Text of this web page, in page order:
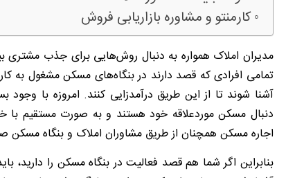
کارمنتو و مشاوره بازاریابی فروش
مدیران املاک همواره به دنبال روش‌هایی برای جذب مشتری
تمامی افرادی که قصد دارند در بنگاه‌های مسکن مشغول به
آشنا شوند تا از این طریق درآمدزایی کنند. امروزه با وجود
دنبال مسکن موردعلاقه خود هستند و به صورت مستقیم با
اجاره مسکن همچنان از طریق مشاوران املاک و بنگاه مسکن
بنابراین اگر شما هم قصد فعالیت در بنگاه مسکن را دارید،